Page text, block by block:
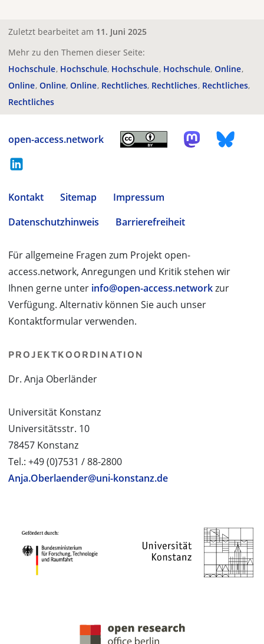
Zuletzt bearbeitet am 11. Juni 2025
Mehr zu den Themen dieser Seite:
Hochschule Hochschule Hochschule Hochschule Online
Online Online Online Rechtliches Rechtliches Rechtliches
Rechtliches
open-access.network
Kontakt Sitemap
Impressum
Datenschutzhinweis
Barrierefreiheit
Für allgemeine Fragen zum Projekt open-
access.network, Anregungen und Kritik stehen wir
Ihnen gerne unter info@open-access.networkzur
Verfügung. Alternativ können Sie auch unser
Kontaktformular verwenden.
PROJEKTKOORDINATION
Dr. Anja Oberländer
Universität Konstanz
Universitätsstr. 10
78457 Konstanz
Tel.: +49 (0)7531 / 88-2800
Anja.Oberlaender@uni-konstanz.de